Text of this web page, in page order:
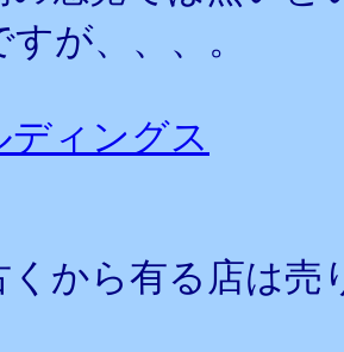
が、、、。
ィングス
くから有る店は